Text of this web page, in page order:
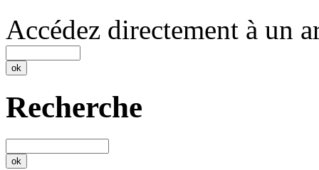
Accédez directement à un
Recherche